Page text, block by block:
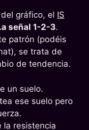
gráfico, el IS
señal 1-2-3.
patrón (podéis
se trata de
de tendencia.
un suelo.
ese suelo pero
la resistencia